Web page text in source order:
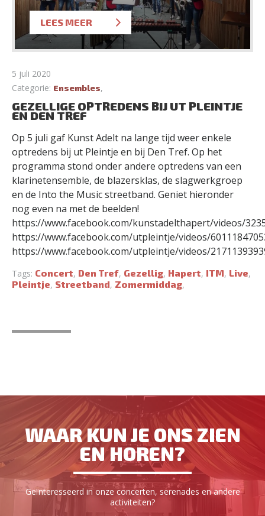
LEES MEER
5 juli 2020
Categorie: Ensembles,
GEZELLIGE OPTREDENS BIJ UT PLEINTJE
EN DEN TREF
Op 5 juli gaf Kunst Adelt na lange tijd weer enkele
optredens bij ut Pleintje en bij Den Tref. Op het
programma stond onder andere optredens van een
klarinetensemble, de blazersklas, de slagwerkgroep
en de Into the Music streetband. Geniet hieronder
nog even na met de beelden!
https://www.facebook.com/kunstadelthapert/videos/
https://www.facebook.com/utpleintje/videos/
https://www.facebook.com/utpleintje/videos/
Tags: Concert, Den Tref, Gezellig, Hapert, ITM, Live,
Pleintje, Streetband, Zomermiddag,
WAAR KUN JE ONS ZIEN
EN HOREN?
Geïnteresseerd in onze concerten, serenades en andere
activiteiten?